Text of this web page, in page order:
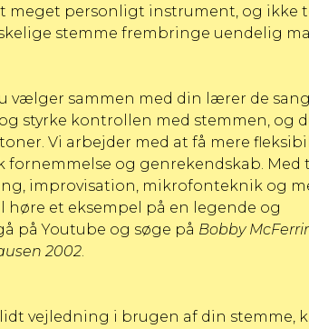
meget personligt instrument, og ikke
stemme frembringe uendelig
vælger sammen med din lærer de
styrke kontrollen med stemmen, og
Vi arbejder med at få mere
fornemmelse og genrekendskab. Med
improvisation, mikrofonteknik og
høre et eksempel på en legende og
på Youtube og søge på Bobby
2002.
vejledning i brugen af din stemme,